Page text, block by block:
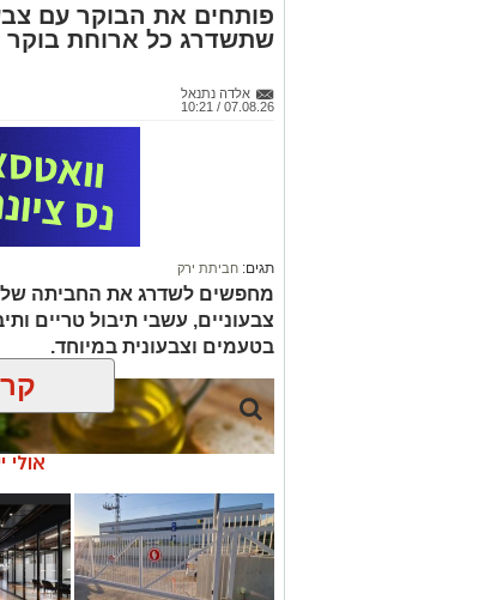
פותחים את הבוקר עם
שתשדרג כל ארוחת בוקר
אלדה נתנאל
07.08.26 / 10:21
תגים: חביתת ירק
מחפשים לשדרג את החביתה של
צבעוניים, עשבי תיבול טריים
בטעמים וצבעונית במיוחד.
אולי